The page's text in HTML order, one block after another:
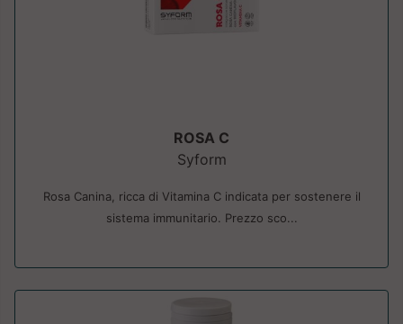
ROSA C
Syform
Rosa Canina, ricca di Vitamina C indicata per sostenere il
sistema immunitario. Prezzo sco...